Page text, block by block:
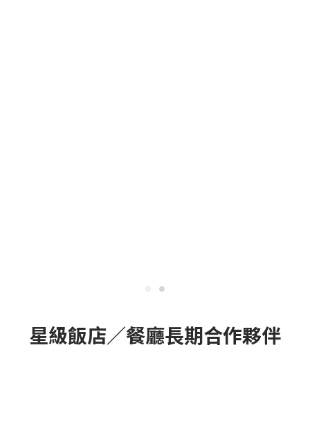
星級飯店／餐廳長期合作夥伴